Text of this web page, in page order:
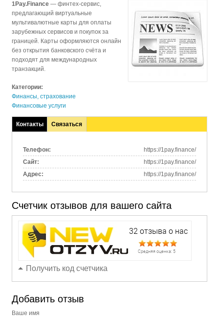
1Pay.Finance — финтех-сервис,
предлагающий виртуальные
мультивалютные карты для оплаты
зарубежных сервисов и покупок за
границей. Карты оформляются онлайн
без открытия банковского счёта и
подходят для международных
транзакций.
Категории:
Финансы, страхование
Финансовые услуги
Контакты
(активная
Связаться
Телефон:
https://1pay.finance/
Сайт:
https://1pay.finance/
Адрес:
https://1pay.finance/
Счетчик отзывов для вашего сайта
Получить код счетчика
Добавить отзыв
Ваше имя